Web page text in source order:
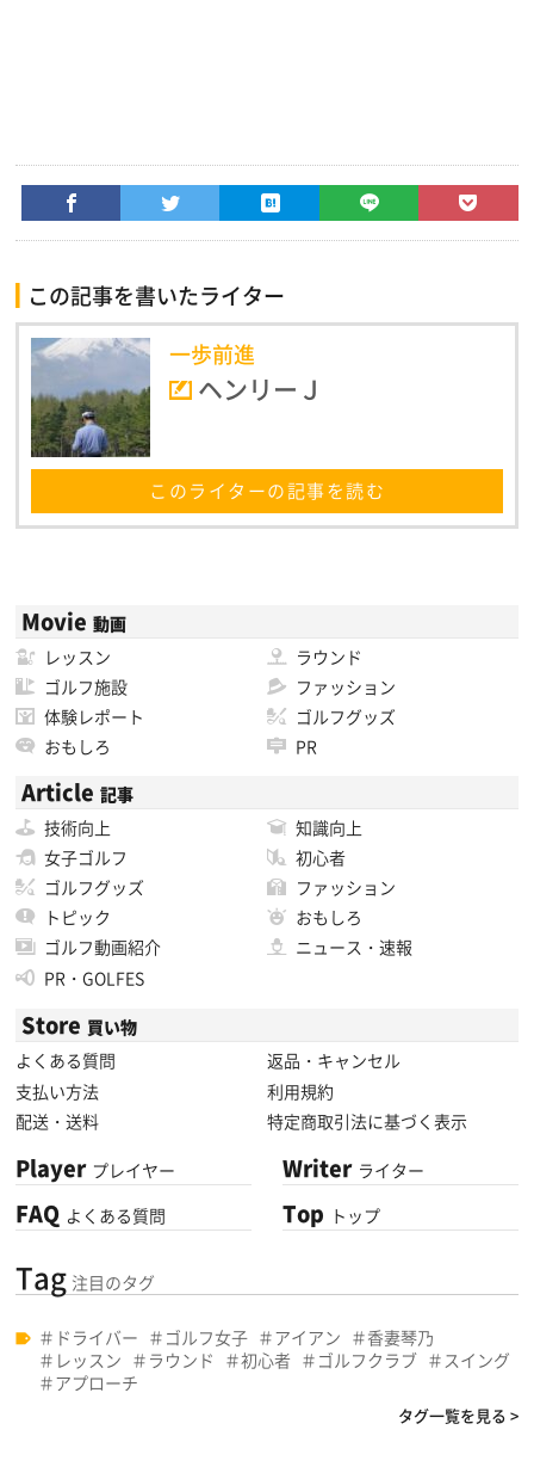
この記事を書いたライター
一歩前進
ヘンリーＪ
このライターの記事を読む
Movie 動画
レッスン
ラウンド
ゴルフ施設
ファッション
体験レポート
ゴルフグッズ
おもしろ
PR
Article 記事
技術向上
知識向上
女子ゴルフ
初心者
ゴルフグッズ
ファッション
トピック
おもしろ
ゴルフ動画紹介
ニュース・速報
PR・GOLFES
Store 買い物
よくある質問
返品・キャンセル
支払い方法
利用規約
配送・送料
特定商取引法に基づく表示
Player プレイヤー
FAQ よくある質問
Writer ライター
Top トップ
Tag 注目のタグ
ドライバー ゴルフ女子 アイアン
香妻琴乃
レッスン
ラウンド 初心者 ゴルフクラブ
スイング
アプローチ
タグ一覧を見る >